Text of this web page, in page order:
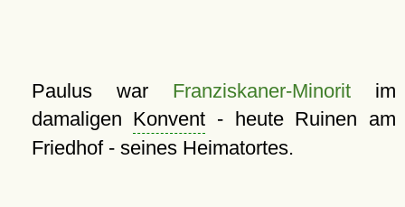
Paulus war Franziskaner-Minoritim
damaligen Konvent - heute Ruinen am
Friedhof - seines Heimatortes.